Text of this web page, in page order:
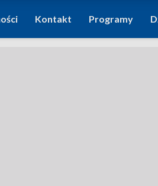
Kontakt Programy